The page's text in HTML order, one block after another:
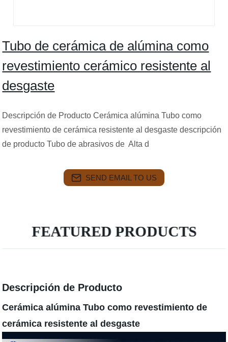
Tubo de cerámica de alúmina como
revestimiento cerámico resistente al
desgaste
Descripción de Producto Cerámica alúmina Tubo como
revestimiento de cerámica resistente al desgaste descripción
de producto Tubo de abrasivos de Alta d
SEND EMAIL TO US
FEATURED PRODUCTS
Descripción de Producto
Cerámica alúmina Tubo como revestimiento de
cerámica resistente al desgaste